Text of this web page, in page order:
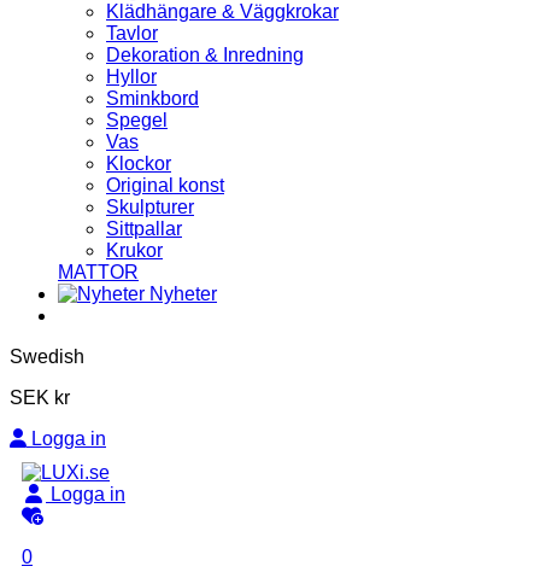
Klädhängare & Väggkrokar
Tavlor
Dekoration & Inredning
Hyllor
Sminkbord
Spegel
Vas
Klockor
Original konst
Skulpturer
Sittpallar
Krukor
MATTOR
Nyheter
Swedish
SEK kr
Logga in
Logga in
0